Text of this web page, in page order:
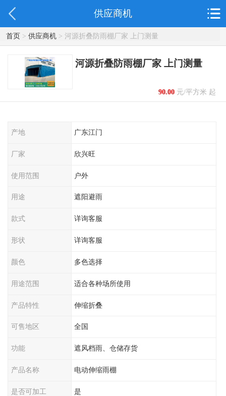
供应商机
首页> 供应商机> 河源折叠防雨棚厂家 上门测量
河源折叠防雨棚厂家 上门测量
90.00元/平方米 起
产地 广东江门
厂家 欣兴旺
使用范围 户外
用途 遮阳避雨
款式 详询客服
形状 详询客服
颜色 多色选择
用途范围 适合各种场所使用
产品特性 伸缩折叠
可售地区 全国
功能 遮风档雨、仓储存货
产品名称 电动伸缩雨棚
是否可加工 是